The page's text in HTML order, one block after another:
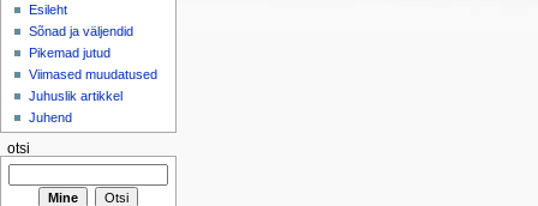
Esileht
Sõnad ja väljendid
Pikemad jutud
Viimased muudatused
Juhuslik artikkel
Juhend
otsi